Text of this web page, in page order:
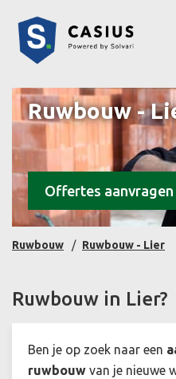
Ruwbouw -
Offertes aanvragen
Ruwbouw Ruwbouw - Lier
Ruwbouw in Lier?
Ben je op zoek naar een
ruwbouw van je nieuwe